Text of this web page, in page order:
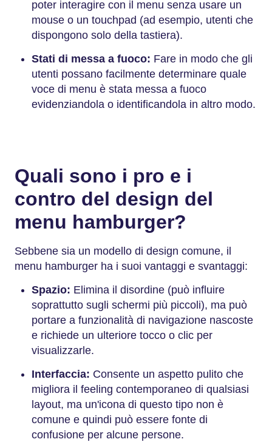
poter interagire con il menu senza usare un
mouse o un touchpad (ad esempio, utenti che
dispongono solo della tastiera).
Stati di messa a fuoco: Fare in modo che gli
utenti possano facilmente determinare quale
voce di menu è stata messa a fuoco
evidenziandola o identificandola in altro modo.
Quali sono i pro e i
contro del design del
menu hamburger?
Sebbene sia un modello di design comune, il
menu hamburger ha i suoi vantaggi e svantaggi:
Spazio: Elimina il disordine (può influire
soprattutto sugli schermi più piccoli), ma può
portare a funzionalità di navigazione nascoste
e richiede un ulteriore tocco o clic per
visualizzarle.
Interfaccia: Consente un aspetto pulito che
migliora il feeling contemporaneo di qualsiasi
layout, ma un'icona di questo tipo non è
comune e quindi può essere fonte di
confusione per alcune persone.